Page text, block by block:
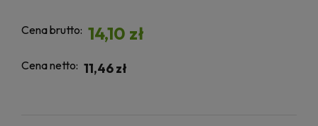
Cena brutto: 14,10 zł
Cena netto: 11,46 zł